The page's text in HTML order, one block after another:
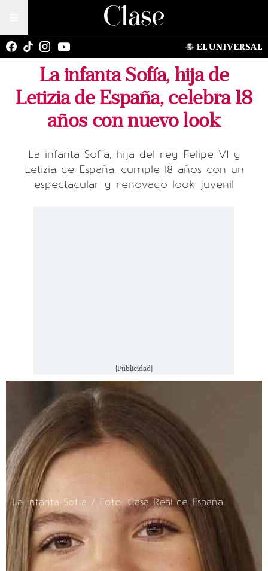
La infanta Sofía, hija de
Letizia de España, celebra 18
años con nuevo look
La infanta Sofía, hija del rey Felipe VI y
Letizia de España, cumple 18 años con un
espectacular y renovado look juvenil
[Publicidad]
La infanta Sofía / Foto: Casa Real de España